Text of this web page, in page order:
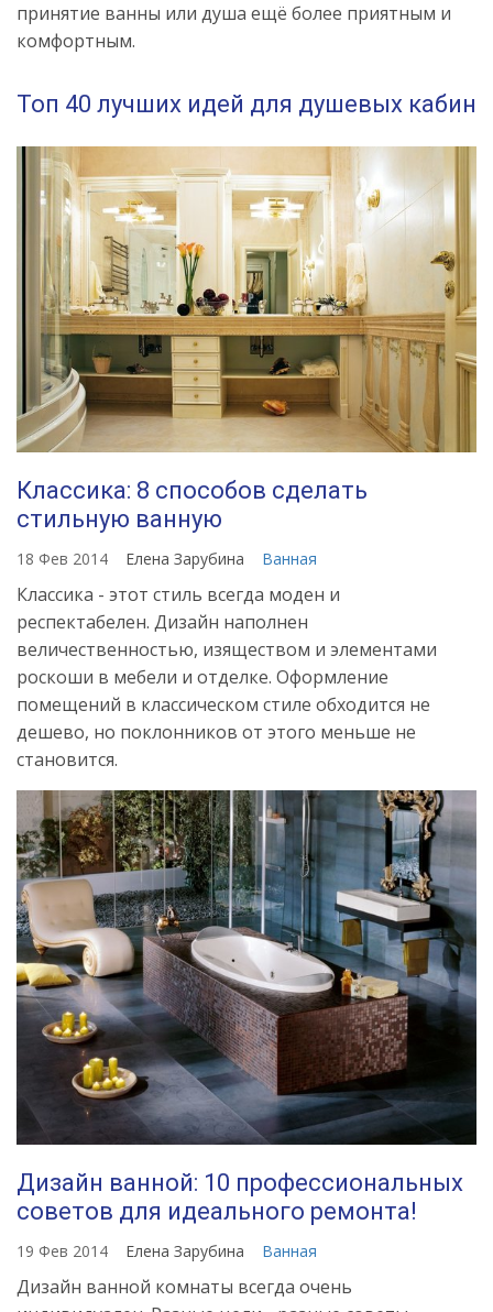
принятие ванны или душа ещё более приятным и
комфортным.
Топ 40 лучших идей для душевых кабин
Классика: 8 способов сделать
стильную ванную
18 Фев 2014 Елена Зарубина Ванная
Классика - этот стиль всегда моден и
респектабелен. Дизайн наполнен
величественностью, изяществом и элементами
роскоши в мебели и отделке. Оформление
помещений в классическом стиле обходится не
дешево, но поклонников от этого меньше не
становится.
Дизайн ванной: 10 профессиональных
советов для идеального ремонта!
19 Фев 2014 Елена Зарубина Ванная
Дизайн ванной комнаты всегда очень